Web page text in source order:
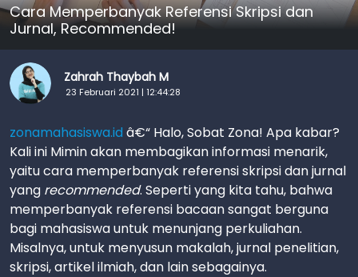
Cara Memperbanyak Referensi Skripsi dan
Jurnal, Recommended!
Zahrah Thaybah M
23 Februari 2021 | 12:44:28
zonamahasiswa.id â€“ Halo, Sobat Zona! Apa kabar?
Kali ini Mimin akan membagikan informasi menarik,
yaitu cara memperbanyak referensi skripsi dan jurnal
yang recommended. Seperti yang kita tahu, bahwa
memperbanyak referensi bacaan sangat berguna
bagi mahasiswa untuk menunjang perkuliahan.
Misalnya, untuk menyusun makalah, jurnal penelitian,
skripsi, artikel ilmiah, dan lain sebagainya.